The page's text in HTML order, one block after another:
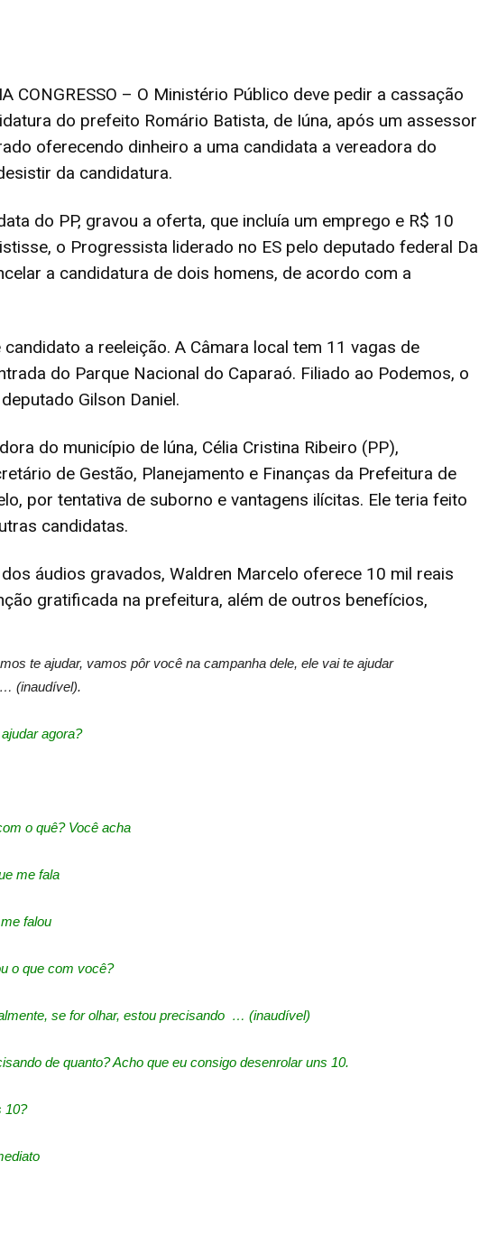
CONGRESSO – O Ministério Público deve pedir a cassação
do prefeito Romário Batista, de Iúna, após um assessor
oferecendo dinheiro a uma candidata a vereadora do
da candidatura.
do PP, gravou a oferta, que incluía um emprego e R$ 10
o Progressista liderado no ES pelo deputado federal Da
a candidatura de dois homens, de acordo com a
candidato a reeleição. A Câmara local tem 11 vagas de
do Parque Nacional do Caparaó. Filiado ao Podemos, o
Gilson Daniel.
do município de lúna, Célia Cristina Ribeiro (PP),
de Gestão, Planejamento e Finanças da Prefeitura de
por tentativa de suborno e vantagens ilícitas. Ele teria feito
candidatas.
áudios gravados, Waldren Marcelo oferece 10 mil reais
gratificada na prefeitura, além de outros benefícios,
te ajudar, vamos pôr você na campanha dele, ele vai te ajudar
(inaudível).
agora?
o quê? Você acha
me fala
falou
o que com você?
se for olhar, estou precisando … (inaudível)
de quanto? Acho que eu consigo desenrolar uns 10.
10?